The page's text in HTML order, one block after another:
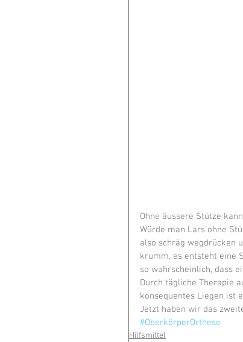
Ohne äussere Stütze
Würde man Lars ohne
also schräg wegdrücken
krumm, es entsteht eine
so wahrscheinlich, dass
Durch tägliche Therapie
konsequentes Liegen ist
Jetzt haben wir das
#OberkörperOrthese
Hilfsmittel